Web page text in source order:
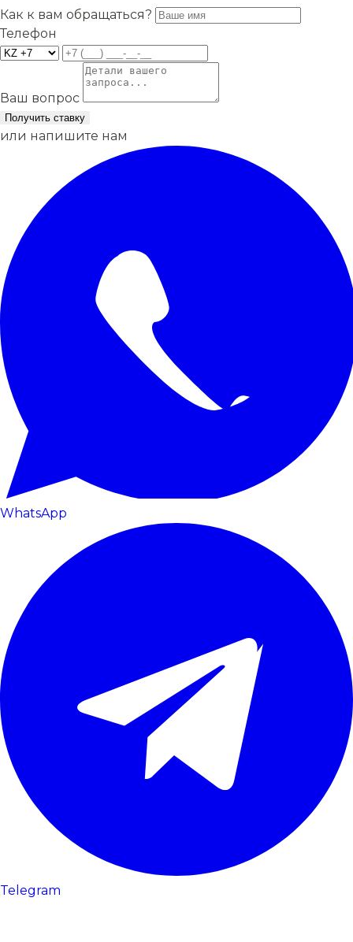
Как к вам обращаться?
Телефон
Ваш вопрос
Получить ставку
или напишите нам
WhatsApp
Telegram